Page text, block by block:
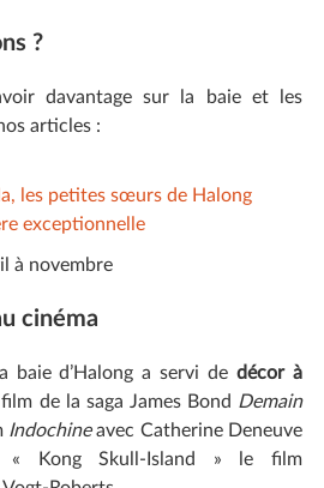
?
davantage sur la baie et les
articles :
les petites sœurs de Halong
exceptionnelle
à novembre
cinéma
baie d’Halong a servi dedécor à
de la saga James Bond Demain
Indochineavec Catherine Deneuve
« Kong Skull-Island » le film